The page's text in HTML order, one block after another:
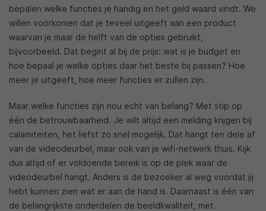
bepalen welke functies je handig en het geld waard vindt. We
willen voorkomen dat je teveel uitgeeft aan een product
waarvan je maar de helft van de opties gebruikt,
bijvoorbeeld. Dat begint al bij de prijs: wat is je budget en
hoe bepaal je welke opties daar het beste bij passen? Hoe
meer je uitgeeft, hoe meer functies er zullen zijn.
Maar welke functies zijn nou echt van belang? Met stip op
één de betrouwbaarheid. Je wilt altijd een melding krijgen bij
calamiteiten, het liefst zo snel mogelijk. Dat hangt ten dele af
van de videodeurbel, maar ook van je wifi-netwerk thuis. Kijk
dus altijd of er voldoende bereik is op de plek waar de
videodeurbel hangt. Anders is de bezoeker al weg voordat jij
hebt kunnen zien wat er aan de hand is. Daarnaast is één van
de belangrijkste onderdelen de beeldkwaliteit, met